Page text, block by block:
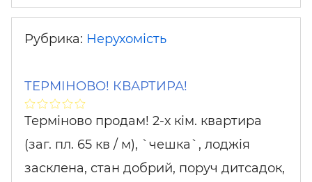
Рубрика: Нерухомість
ТЕРМІНОВО! КВАРТИРА!
Терміново продам! 2-х кім. квартира
(заг. пл. 65 кв / м), `чешка`, лоджія
засклена, стан добрий, поруч дитсадок,